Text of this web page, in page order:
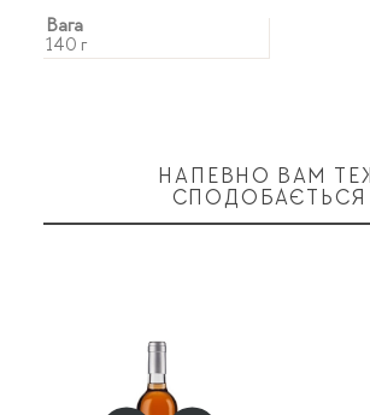
Вага
140 г
НАПЕВНО ВАМ
СПОДОБАЄТЬСЯ